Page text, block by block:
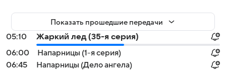
Показать прошедшие передачи
05:10
Жаркий лед (35-я серия)
06:00
Напарницы (1-я серия)
06:45
Напарницы (Дело ангела)